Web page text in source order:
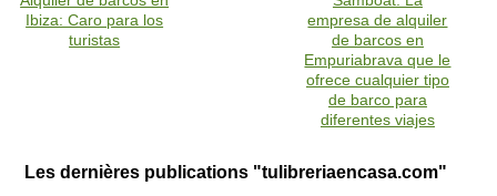
Ibiza: Caro para los
turistas
empresa de alquiler
de barcos en
Empuriabrava que le
ofrece cualquier tipo
de barco para
diferentes viajes
Les dernières publications "tulibreriaencasa.com"